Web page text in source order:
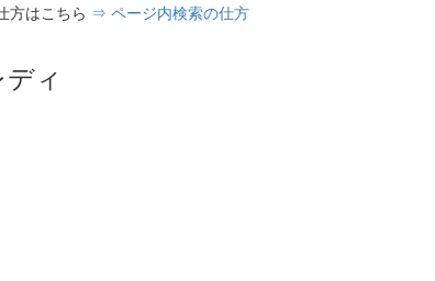
方はこちら ⇒ ページ内検索の仕方
ィ